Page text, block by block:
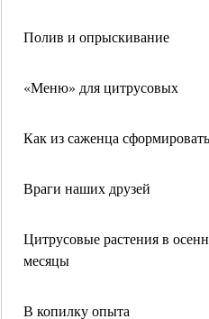
Полив и опрыскивание
«Меню» для цитрусовых
Как из саженца
Враги наших друзей
Цитрусовые растения в
месяцы
В копилку опыта